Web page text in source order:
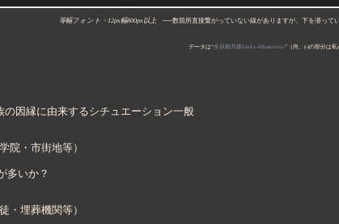
等幅フォント・12px幅800px以上 ──数箇所直接繋がっていない線がありますが、下を潜ってい
データは“全自動月姫Links-Albatoross-”（尚、(-)の部分は私
の因縁に由来するシチュエーション一般
院・市街地等）
多いか？
埋葬機関等）